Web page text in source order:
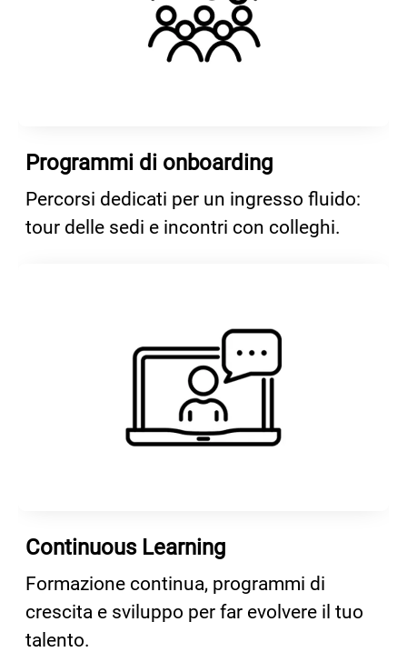
Programmi di onboarding
Percorsi dedicati per un ingresso fluido:
tour delle sedi e incontri con colleghi.
Continuous Learning
Formazione continua, programmi di
crescita e sviluppo per far evolvere il tuo
talento.